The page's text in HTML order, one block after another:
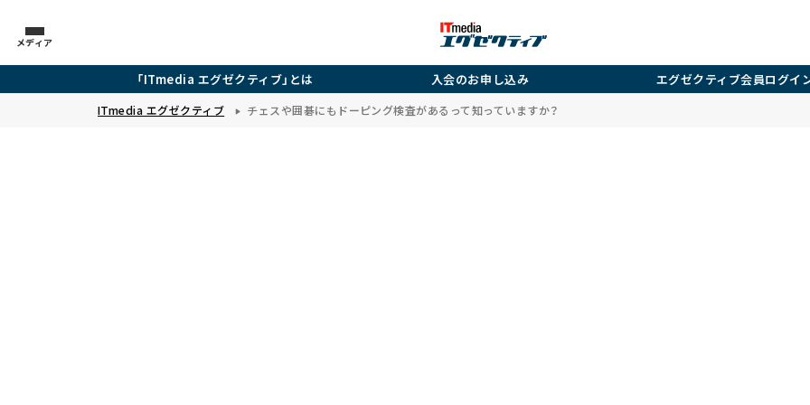
メディア
「ITmedia エグゼクティブ」とは 入会のお申し込み エグゼクティブ会員ログイ
ITmedia エグゼクティブ チェスや囲碁にもドーピング検査があるって知っていますか？